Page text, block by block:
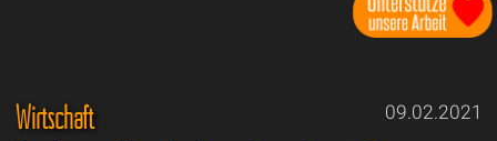
09.02.2021
Wirtschaft